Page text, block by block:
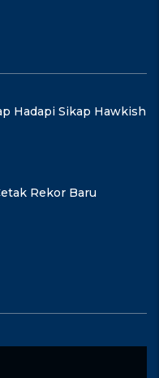
Hadapi Sikap Hawkish
Rekor Baru